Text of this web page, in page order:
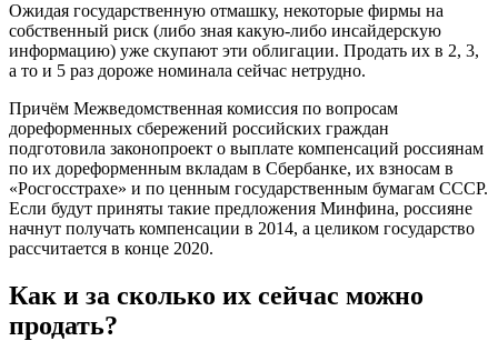
Ожидая государственную отмашку, некоторые фирмы на
собственный риск (либо зная какую-либо инсайдерскую
информацию) уже скупают эти облигации. Продать их в 2, 3,
а то и 5 раз дороже номинала сейчас нетрудно.
Причём Межведомственная комиссия по вопросам
дореформенных сбережений российских граждан
подготовила законопроект о выплате компенсаций россиянам
по их дореформенным вкладам в Сбербанке, их взносам в
«Росгосстрахе» и по ценным государственным бумагам СССР.
Если будут приняты такие предложения Минфина, россияне
начнут получать компенсации в 2014, а целиком государство
рассчитается в конце 2020.
Как и за сколько их сейчас можно
продать?